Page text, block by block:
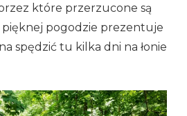
które przerzucone są
pięknej pogodzie prezentuje
spędzić tu kilka dni na łonie